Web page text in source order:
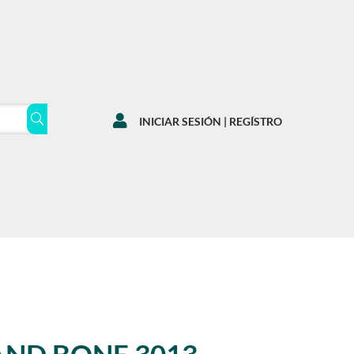
 INICIAR SESIÓN | REGÍSTRO